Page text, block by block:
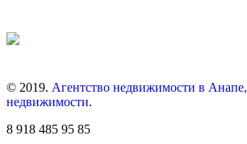
© 2019. Агентство недвижимости в
недвижимости.
8 918 485 95 85